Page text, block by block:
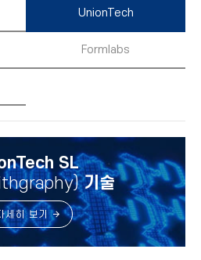
UnionTech
Formlabs
SL
기술
히 보기